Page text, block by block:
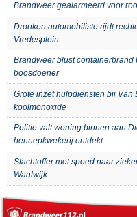
Brandweer gealarmeerd voor
Dronken automobiliste rijdt
Vredesplein
Brandweer blust
boosdoener
Grote inzet hulpdiensten bij
koolmonoxide
Politie valt woning binnen aan
hennepkwekerij ontdekt
Slachtoffer met spoed naar
Waalwijk